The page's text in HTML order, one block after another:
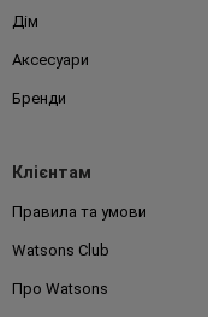
Дім
Аксесуари
Бренди
Клієнтам
Правила та умови
Watsons Club
Про Watsons